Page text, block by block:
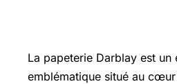
La papeterie Darblay est un
emblématique situé au